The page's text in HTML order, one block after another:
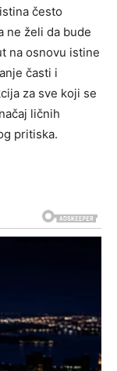
često
ne želi da bude
na osnovu istine
časti i
za sve koji se
ličnih
pritiska.